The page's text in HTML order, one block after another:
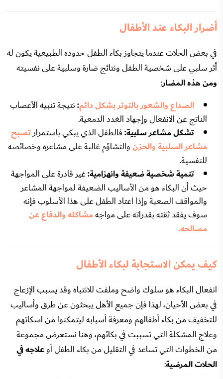
أضرار البكاء عند الأطفال
في بعض الحلات عندما يتجاوز بكاء الطفل حدوده الطبيعية يكون له
أثر سلبي على شخصية الطفل ونتائج ضارة وسلبية على نفسيته
ومن هذه المضار:
الصداع والشعور بالتوتر بشكل دائم:نتيجة تنبيه الأعصاب
الناتج عن الانفعال وإجهاد الغدد الدمعية.
تشكل مشاعر سلبية:فالطفل الذي يبكي باستمرارتصبح
مشاعر السلبية والحزنوالتشاؤم غالبة على مشاعره وخصائصه
للنفسية.
تنمية شخصية ضعيفة وانهزامية:غير قادرة على المواجهة
حيث أن البكاء هو من الأساليب الضعيفة لمواجهة المشاعر
والمواقف الصعبة وإذا اعتاد الطفل على هذا الأسلوب فإنه
سوف يفقد ثقته بقدراته على مواجهمشاكله والدفاع عن
مصالحه.
كيف يمكن الاستجابة لبكاء الأطفال
انفعال البكاء هو سلوك واضح وملفت للانتباه وقد يسبب الإزعاج
في بعض الأحيان، لهذا فإن جميع الأهل يبحثون عن طرق وأساليب
للتخفيف من بكاء أطفالهم ومعرفة أسبابه ليتمكنوا من اسكاتهم
وعلاج المشكلة التي تسببت في بكائهم، وهنا نستعرض مجموعة
من الخطوات التي تساعد في التقليل من بكاء الطفل أوعلاجه في
الحلات المرضية: